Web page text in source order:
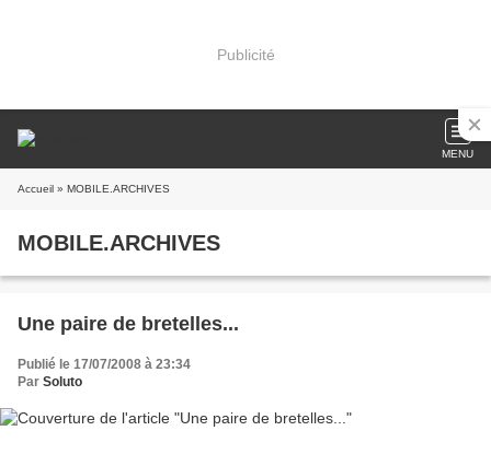
Publicité
MENU
Accueil » MOBILE.ARCHIVES
MOBILE.ARCHIVES
Une paire de bretelles...
Publié le 17/07/2008 à 23:34
Par Soluto